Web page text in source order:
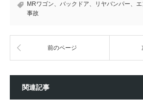
MRワゴン、バックドア、リヤバンパー、エ
事故
前のページ
関連記事